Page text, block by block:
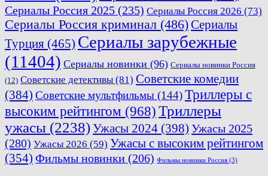
Сериалы Россия 2025 (235) Сериалы Россия 2026 (73)
Сериалы Россия криминал (486)Сериалы
Турция (465) Сериалы зарубежные
(11404) Сериалы новинки (96) Сериалы новинки Россия
(12) Советские детективы (81) Советские комедии
(384) Советские мультфильмы (144)Триллеры с
высоким рейтингом (968)Триллеры
ужасы (2238)Ужасы 2024 (398) Ужасы 2025
(280) Ужасы 2026 (59) Ужасы с высоким рейтингом
(354) Фильмы новинки (206) Фильмы новинки Россия (3)